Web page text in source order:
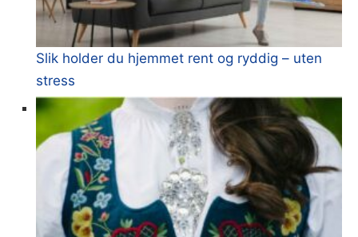
Slik holder du hjemmet rent og ryddig – uten
stress